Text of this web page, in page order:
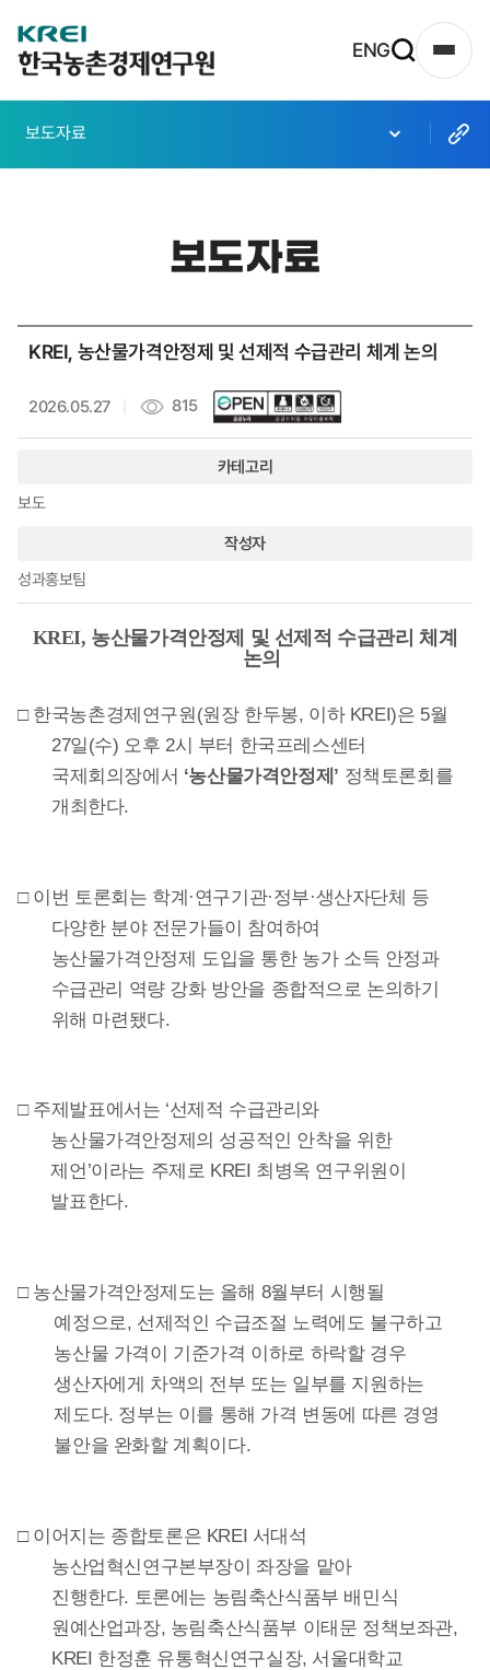
한
국
촌
원
고
ENG
트
맵
보도자료
보도자료
KREI, 농산물가격안정제 및 선제적 수급관리 체계 논의
2026.05.27 815
카테고리
보도
작성자
성과홍보팀
KREI, 농산물가격안정제 및 선제적 수급관리 체계
논의
□ 한국농촌경제연구원(원장 한두봉, 이하 KREI)은 5월
27일(수) 오후 2시 부터 한국프레스센터
국제회의장에서 ‘농산물가격안정제’ 정책토론회를
개최한다.
□ 이번 토론회는 학계·연구기관·정부·생산자단체 등
다양한 분야 전문가들이 참여하여
농산물가격안정제 도입을 통한 농가 소득 안정과
수급관리 역량 강화 방안을 종합적으로 논의하기
위해 마련됐다.
□ 주제발표에서는 ‘선제적 수급관리와
농산물가격안정제의 성공적인 안착을 위한
제언’이라는 주제로 KREI 최병옥 연구위원이
발표한다.
□ 농산물가격안정제도는 올해 8월부터 시행될
예정으로, 선제적인 수급조절 노력에도 불구하고
농산물 가격이 기준가격 이하로 하락할 경우
생산자에게 차액의 전부 또는 일부를 지원하는
제도다. 정부는 이를 통해 가격 변동에 따른 경영
불안을 완화할 계획이다.
□ 이어지는 종합토론은 KREI 서대석
농산업혁신연구본부장이 좌장을 맡아
진행한다. 토론에는 농림축산식품부 배민식
원예산업과장, 농림축산식품부 이태문 정책보좌관,
KREI 한정훈 유통혁신연구실장, 서울대학교